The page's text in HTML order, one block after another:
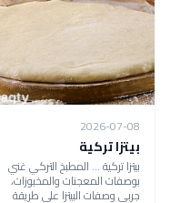
2026-07-08
بيتزا تركية
بيتزا تركية ... المطبخ التركي غني
بوصفات المعجنات والمخبوزات،
جربي وصفات البيتزا على طريقة